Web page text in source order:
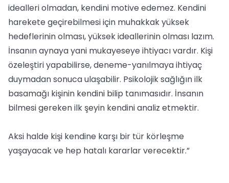
idealleri olmadan, kendini motive edemez. Kendini
harekete geçirebilmesi için muhakkak yüksek
hedeflerinin olması, yüksek ideallerinin olması lazım.
İnsanın aynaya yani mukayeseye ihtiyacı vardır. Kişi
özeleştiri yapabilirse, deneme-yanılmaya ihtiyaç
duymadan sonuca ulaşabilir. Psikolojik sağlığın ilk
basamağı kişinin kendini bilip tanımasıdır. İnsanın
bilmesi gereken ilk şeyin kendini analiz etmektir.
Aksi halde kişi kendine karşı bir tür körleşme
yaşayacak ve hep hatalı kararlar verecektir.”